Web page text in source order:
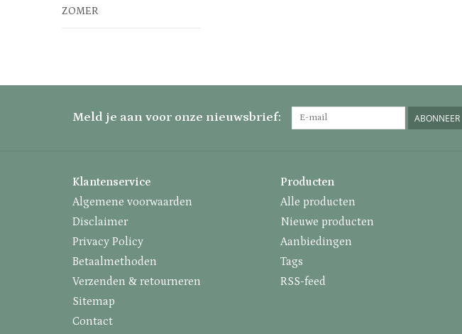
ZOMER
Meld je aan voor onze nieuwsbrief: ABONNEER
Klantenservice
Algemene voorwaarden
Disclaimer
Privacy Policy
Betaalmethoden
Verzenden & retourneren
Sitemap
Contact
Producten
Alle producten
Nieuwe producten
Aanbiedingen
Tags
RSS-feed